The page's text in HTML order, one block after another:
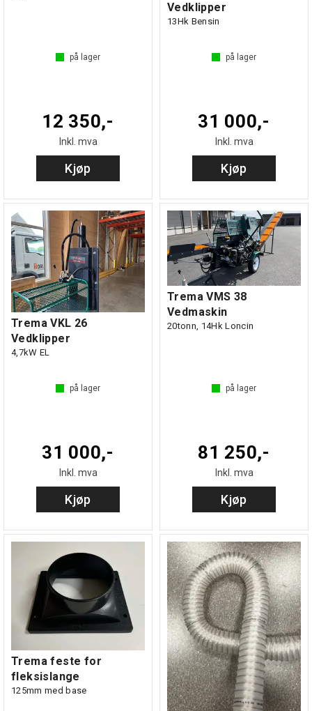
på lager
12 350,-
Inkl. mva
Kjøp
Vedklipper
13Hk Bensin
på lager
31 000,-
Inkl. mva
Kjøp
Trema VKL 26
Vedklipper
4,7kW EL
på lager
31 000,-
Inkl. mva
Kjøp
Trema VMS 38
Vedmaskin
20tonn, 14Hk Loncin
på lager
81 250,-
Inkl. mva
Kjøp
Trema feste for
fleksislange
125mm med base